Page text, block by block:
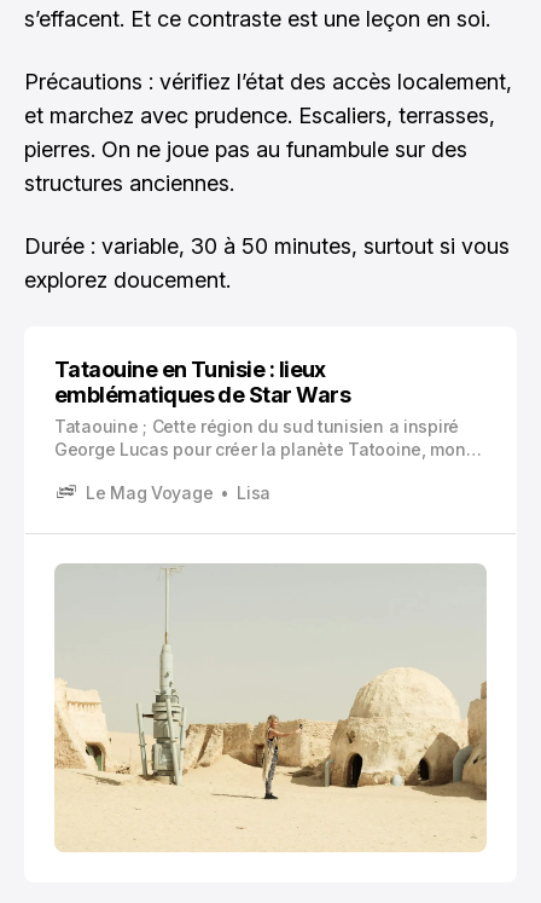
s’effacent. Et ce contraste est une leçon en soi.
Précautions : vérifiez l’état des accès localement,
et marchez avec prudence. Escaliers, terrasses,
pierres. On ne joue pas au funambule sur des
structures anciennes.
Durée : variable, 30 à 50 minutes, surtout si vous
explorez doucement.
Tataouine en Tunisie : lieux
emblématiques de Star Wars
Tataouine ; Cette région du sud tunisien a inspiré
George Lucas pour créer la planète Tatooine, monde
paysages arides, l’architecture troglodyte unique et
de fond aux aventures de Luke Skywalker.
Le Mag Voyage Lisa